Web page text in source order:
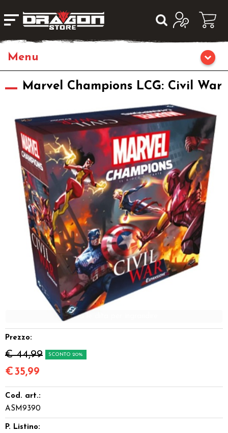
Home
Librigame
Editoria
Giochi di Carte Collezionabili
Miniature
Accessori
Giocattoli e Gadget
Offerte del Dragone
Marvel Champions LCG: Civil War
Prezzo:
€ 44,99 SCONTO 20%
€35,99
Cod. art.:
ASM9390
P. Listino: